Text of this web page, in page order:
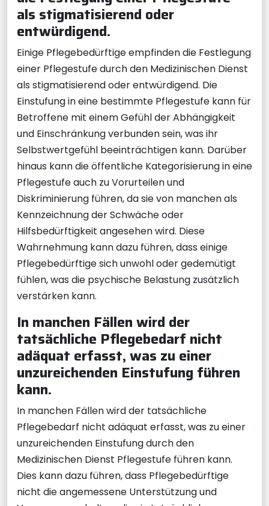
als stigmatisierend oder
entwürdigend.
Einige Pflegebedürftige empfinden die Festlegung
einer Pflegestufe durch den Medizinischen Dienst
als stigmatisierend oder entwürdigend. Die
Einstufung in eine bestimmte Pflegestufe kann für
Betroffene mit einem Gefühl der Abhängigkeit
und Einschränkung verbunden sein, was ihr
Selbstwertgefühl beeinträchtigen kann. Darüber
hinaus kann die öffentliche Kategorisierung in eine
Pflegestufe auch zu Vorurteilen und
Diskriminierung führen, da sie von manchen als
Kennzeichnung der Schwäche oder
Hilfsbedürftigkeit angesehen wird. Diese
Wahrnehmung kann dazu führen, dass einige
Pflegebedürftige sich unwohl oder gedemütigt
fühlen, was die psychische Belastung zusätzlich
verstärken kann.
In manchen Fällen wird der
tatsächliche Pflegebedarf nicht
adäquat erfasst, was zu einer
unzureichenden Einstufung führen
kann.
In manchen Fällen wird der tatsächliche
Pflegebedarf nicht adäquat erfasst, was zu einer
unzureichenden Einstufung durch den
Medizinischen Dienst Pflegestufe führen kann.
Dies kann dazu führen, dass Pflegebedürftige
nicht die angemessene Unterstützung und